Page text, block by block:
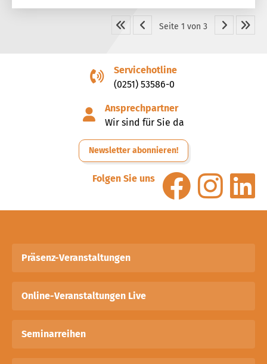
Seite 1 von 3
Servicehotline
(0251) 53586-0
Ansprechpartner
Wir sind für Sie da
Newsletter abonnieren!
Folgen Sie uns
Präsenz-Veranstaltungen
Online-Veranstaltungen Live
Seminarreihen